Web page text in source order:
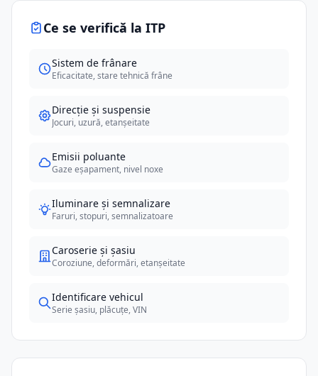
Ce se verifică la ITP
Sistem de frânare
Eficacitate, stare tehnică frâne
Direcție și suspensie
Jocuri, uzură, etanșeitate
Emisii poluante
Gaze eșapament, nivel noxe
Iluminare și semnalizare
Faruri, stopuri, semnalizatoare
Caroserie și șasiu
Coroziune, deformări, etanșeitate
Identificare vehicul
Serie șasiu, plăcuțe, VIN